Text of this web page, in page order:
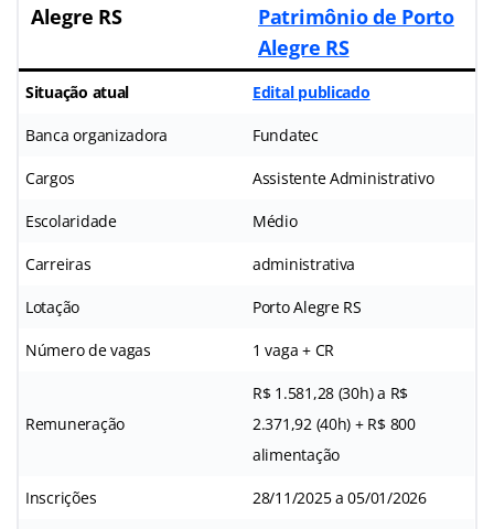
Alegre RS
Patrimônio de Porto
Alegre RS
Situação atual Edital publicado
Banca organizadora Fundatec
Cargos Assistente Administrativo
Escolaridade Médio
Carreiras administrativa
Lotação Porto Alegre RS
Número de vagas 1 vaga + CR
Remuneração
R$ 1.581,28 (30h) a R$
2.371,92 (40h) + R$ 800
alimentação
Inscrições 28/11/2025 a 05/01/2026